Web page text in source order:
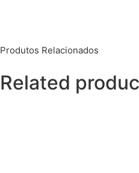
Produtos Relacionados
Related